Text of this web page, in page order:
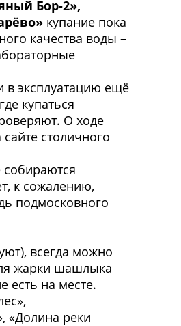
Бор-2»,
купание пока
качества воды –
в эксплуатацию ещё
купаться
О ходе
столичного
к сожалению,
подмосковного
всегда можно
жарки шашлыка
есть на месте.
«Долина реки